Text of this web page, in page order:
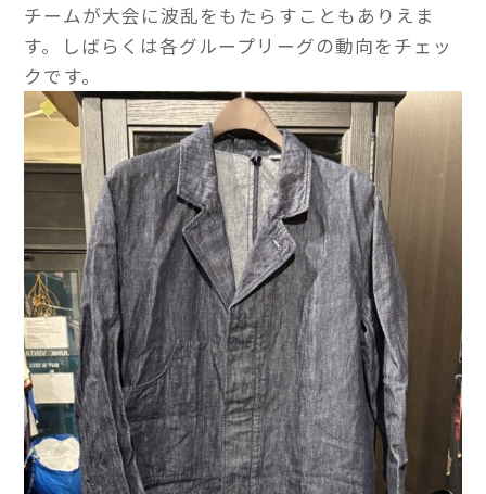
チームが大会に波乱をもたらすこともありえま
す。しばらくは各グループリーグの動向をチェッ
クです。